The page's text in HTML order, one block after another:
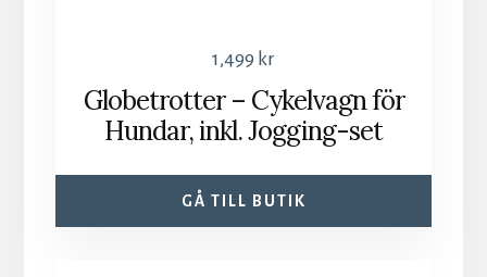
1,499 kr
Globetrotter – Cykelvagn för
Hundar, inkl. Jogging-set
GÅ TILL BUTIK